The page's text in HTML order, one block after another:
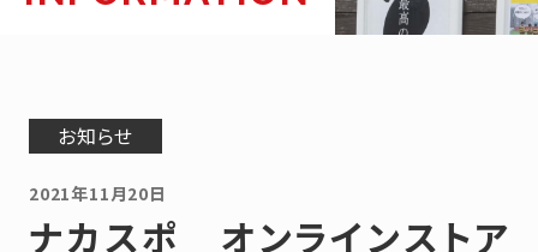
お知らせ
2021年11月20日
ナカスポ オンラインストア